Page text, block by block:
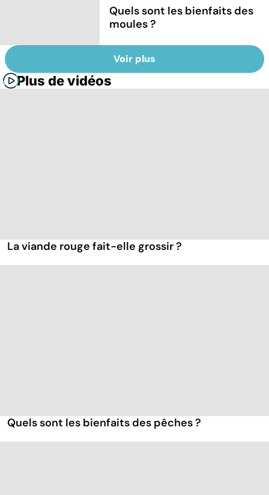
Quels sont les bienfaits des
moules ?
Voir plus
Plus de vidéos
La viande rouge fait-elle grossir ?
Quels sont les bienfaits des pêches ?